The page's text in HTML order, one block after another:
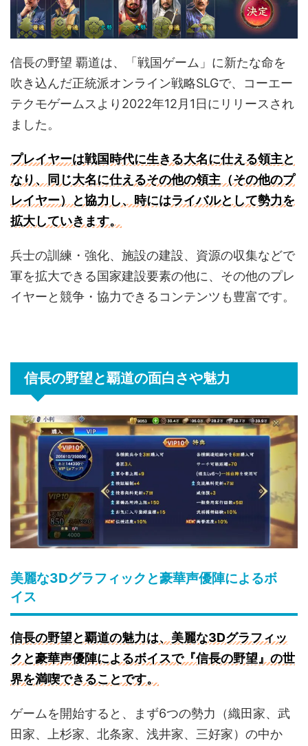
信長の野望 覇道は、「戦国ゲーム」に新たな命を
吹き込んだ正統派オンライン戦略SLGで、コーエー
テクモゲームスより2022年12月1日にリリースされ
ました。
プレイヤーは戦国時代に生きる大名に仕える領主と
なり、同じ大名に仕えるその他の領主（その他のプ
レイヤー）と協力し、時にはライバルとして勢力を
拡大していきます。
兵士の訓練・強化、施設の建設、資源の収集などで
軍を拡大できる国家建設要素の他に、その他のプレ
イヤーと競争・協力できるコンテンツも豊富です。
信長の野望と覇道の面白さや魅力
美麗な3Dグラフィックと豪華声優陣によるボ
イス
信長の野望と覇道の魅力は、美麗な3Dグラフィッ
クと豪華声優陣によるボイスで『信長の野望』の世
界を満喫できることです。
ゲームを開始すると、まず6つの勢力（織田家、武
田家、上杉家、北条家、浅井家、三好家）の中か